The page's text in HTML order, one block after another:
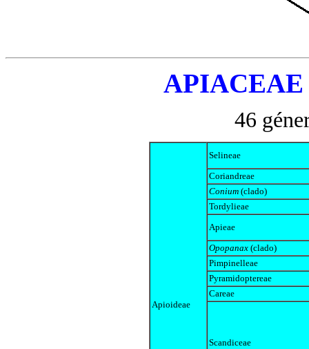
APIACEAE
46
Apioideae
Selineae
Coriandreae
Conium(clado)
Tordylieae
Apieae
Opopanax(clado)
Pimpinelleae
Pyramidoptereae
Careae
Scandiceae